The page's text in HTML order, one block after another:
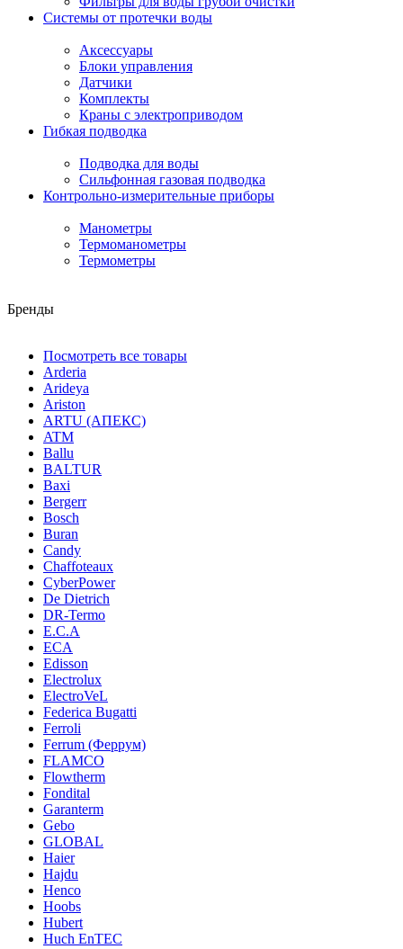
Системы от протечки воды
Аксессуары
Блоки управления
Датчики
Комплекты
Краны с электроприводом
Гибкая подводка
Подводка для воды
Сильфонная газовая подводка
Контрольно-измерительные приборы
Манометры
Термоманометры
Термометры
Бренды
Посмотреть все товары
Arderia
Arideya
Ariston
ARTU (АПЕКС)
ATM
Ballu
BALTUR
Baxi
Bergerr
Bosch
Buran
Candy
Chaffoteaux
CyberPower
De Dietrich
DR-Termo
E.C.A
ECA
Edisson
Electrolux
ElectroVeL
Federica Bugatti
Ferroli
Ferrum (Феррум)
FLAMCO
Flowtherm
Fondital
Garanterm
Gebo
GLOBAL
Haier
Hajdu
Henco
Hoobs
Hubert
Huch EnTEC